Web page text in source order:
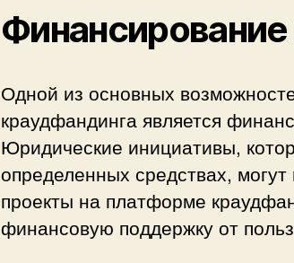
Одной из основных
краудфандинга является
Юридические инициативы,
определенных средствах, могут
проекты на платформе
финансовую поддержку от